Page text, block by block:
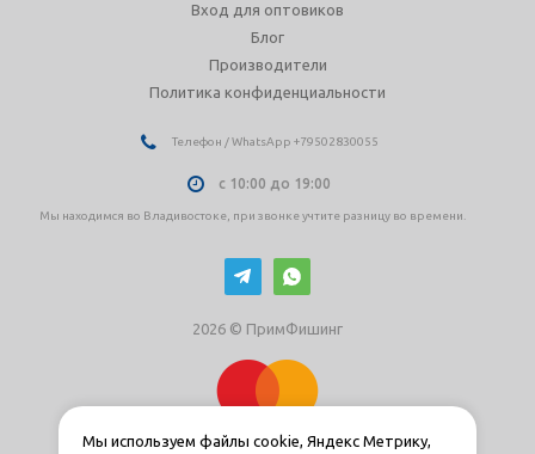
Вход для оптовиков
Блог
Производители
Политика конфиденциальности
Телефон / WhatsApp +79502830055
с 10:00 до 19:00
Мы находимся во Владивостоке, при звонке учтите разницу во времени.
2026 © ПримФишинг
Мы используем файлы cookie, Яндекс Метрику,